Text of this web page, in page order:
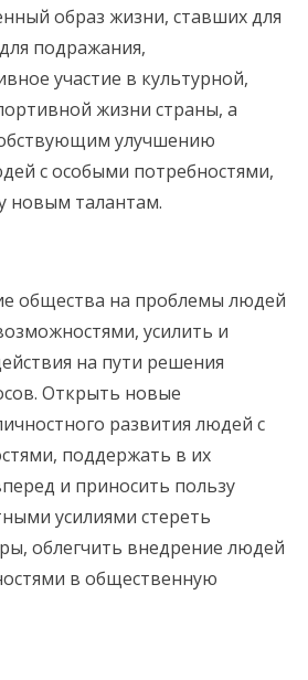
образ жизни, ставших для
подражания,
участие в культурной,
жизни страны, а
улучшению
с особыми потребностями,
новым талантам.
общества на проблемы людей
усилить и
на пути решения
Открыть новые
развития людей с
поддержать в их
и приносить пользу
усилиями стереть
облегчить внедрение людей
в общественную